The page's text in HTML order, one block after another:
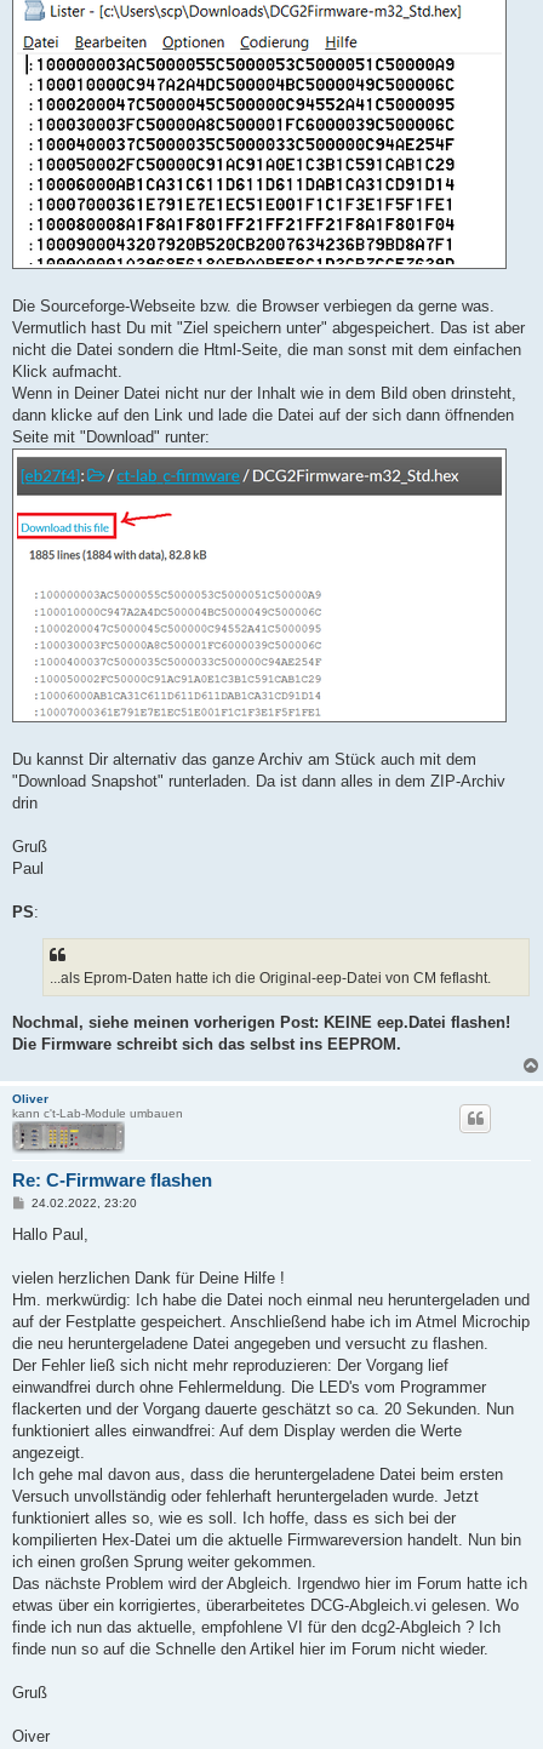
Die Sourceforge-Webseite bzw. die Browser verbiegen da gerne was.
Vermutlich hast Du mit "Ziel speichern unter" abgespeichert. Das ist aber
nicht die Datei sondern die Html-Seite, die man sonst mit dem einfachen
Klick aufmacht.
Wenn in Deiner Datei nicht nur der Inhalt wie in dem Bild oben drinsteht,
dann klicke auf den Link und lade die Datei auf der sich dann öffnenden
Seite mit "Download" runter:
Du kannst Dir alternativ das ganze Archiv am Stück auch mit dem
"Download Snapshot" runterladen. Da ist dann alles in dem ZIP-Archiv
drin
Gruß
Paul
PS:
...als Eprom-Daten hatte ich die Original-eep-Datei von CM feflasht.
Nochmal, siehe meinen vorherigen Post: KEINE eep.Datei flashen!
Die Firmware schreibt sich das selbst ins EEPROM.
Oliver
kann c't-Lab-Module umbauen
Re: C-Firmware flashen
B
i
a
24.02.2022, 23:20
Hallo Paul,
vielen herzlichen Dank für Deine Hilfe !
Hm. merkwürdig: Ich habe die Datei noch einmal neu heruntergeladen und
auf der Festplatte gespeichert. Anschließend habe ich im Atmel Microchip
die neu heruntergeladene Datei angegeben und versucht zu flashen.
Der Fehler ließ sich nicht mehr reproduzieren: Der Vorgang lief
einwandfrei durch ohne Fehlermeldung. Die LED's vom Programmer
flackerten und der Vorgang dauerte geschätzt so ca. 20 Sekunden. Nun
funktioniert alles einwandfrei: Auf dem Display werden die Werte
angezeigt.
Ich gehe mal davon aus, dass die heruntergeladene Datei beim ersten
Versuch unvollständig oder fehlerhaft heruntergeladen wurde. Jetzt
funktioniert alles so, wie es soll. Ich hoffe, dass es sich bei der
kompilierten Hex-Datei um die aktuelle Firmwareversion handelt. Nun bin
ich einen großen Sprung weiter gekommen.
Das nächste Problem wird der Abgleich. Irgendwo hier im Forum hatte ich
etwas über ein korrigiertes, überarbeitetes DCG-Abgleich.vi gelesen. Wo
finde ich nun das aktuelle, empfohlene VI für den dcg2-Abgleich ? Ich
finde nun so auf die Schnelle den Artikel hier im Forum nicht wieder.
Gruß
Oiver